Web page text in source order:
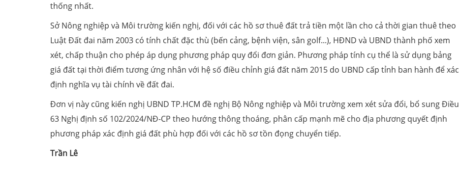
thống nhất.
Sở Nông nghiệp và Môi trường kiến nghị, đối với các hồ sơ thuê đất trả tiền một lần cho cả thời gian thuê theo
Luật Đất đai năm 2003 có tính chất đặc thù (bến cảng, bệnh viện, sân golf...), HĐND và UBND thành phố xem
xét, chấp thuận cho phép áp dụng phương pháp quy đổi đơn giản. Phương pháp tính cụ thể là sử dụng bảng
giá đất tại thời điểm tương ứng nhân với hệ số điều chỉnh giá đất năm 2015 do UBND cấp tỉnh ban hành để xác
định nghĩa vụ tài chính về đất đai.
Đơn vị này cũng kiến nghị UBND TP.HCM đề nghị Bộ Nông nghiệp và Môi trường xem xét sửa đổi, bổ sung Điều
63 Nghị định số 102/2024/NĐ-CP theo hướng thông thoáng, phân cấp mạnh mẽ cho địa phương quyết định
phương pháp xác định giá đất phù hợp đối với các hồ sơ tồn đọng chuyển tiếp.
Trần Lê